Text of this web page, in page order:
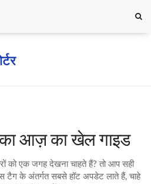
आज़ का खेल गाइड
को एक जगह देखना चाहते हैं? तो आप सही
टैग के अंतर्गत सबसे हॉट अपडेट लाते हैं, चाहे